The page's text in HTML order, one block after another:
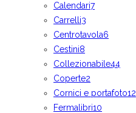
Calendari7
Carrelli3
Centrotavola6
Cestini8
Collezionabile44
Coperte2
Cornici e portafoto12
Fermalibri10